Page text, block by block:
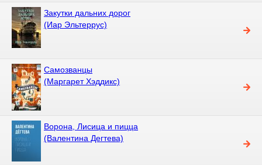
Закутки дальних дорог
(Иар Эльтеррус)
Самозванцы
(Маргарет Хэддикс)
Ворона, Лисица и пицца
(Валентина Дегтева)